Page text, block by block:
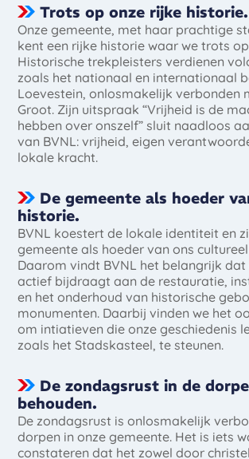
Trots op onze rijke historie.
Onze gemeente, met haar prachtige
kent een rijke historie waar we trots
Historische trekpleisters verdienen
zoals het nationaal en internationaal
Loevestein, onlosmakelijk verbonden
Groot. Zijn uitspraak “Vrijheid is de
hebben over onszelf” sluit naadloos
van BVNL: vrijheid, eigen
lokale kracht.
De gemeente als hoeder
historie.
BVNL koestert de lokale identiteit en
gemeente als hoeder van ons
Daarom vindt BVNL het belangrijk
actief bijdraagt aan de restauratie,
en het onderhoud van historische
monumenten. Daarbij vinden we het
om intiatieven die onze geschiedenis
zoals het Stadskasteel, te steunen.
De zondagsrust in de
behouden.
De zondagsrust is onlosmakelijk
dorpen in onze gemeente. Het is iets
constateren dat het zowel door